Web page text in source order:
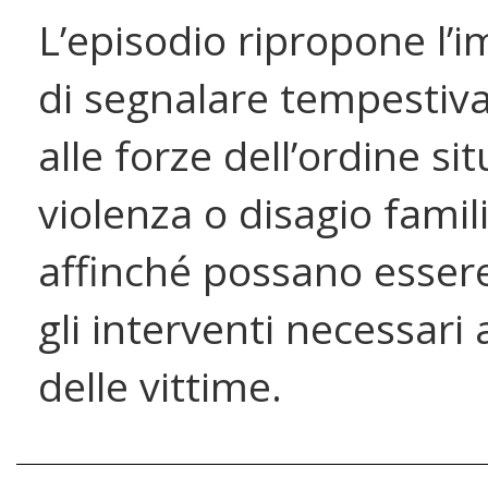
L’episodio ripropone
di segnalare
alle forze dell’ordine
violenza o disagio
affinché possano
gli interventi necessari
delle vittime.